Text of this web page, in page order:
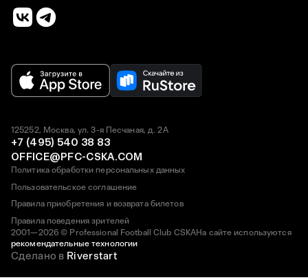
2001—2026 © Professional Football Club CSKAНа сайте используются
рекомендательные технологии
125252, Москва, ул. 3-я Песчаная, д. 2А
+7 (495) 540 38 83
OFFICE@PFC-CSKA.COM
Политика обработки персональных данных
Пользовательское соглашение
Правила приобретения и возврата билетов
Правила поведения зрителей
Сделано в Riverstart